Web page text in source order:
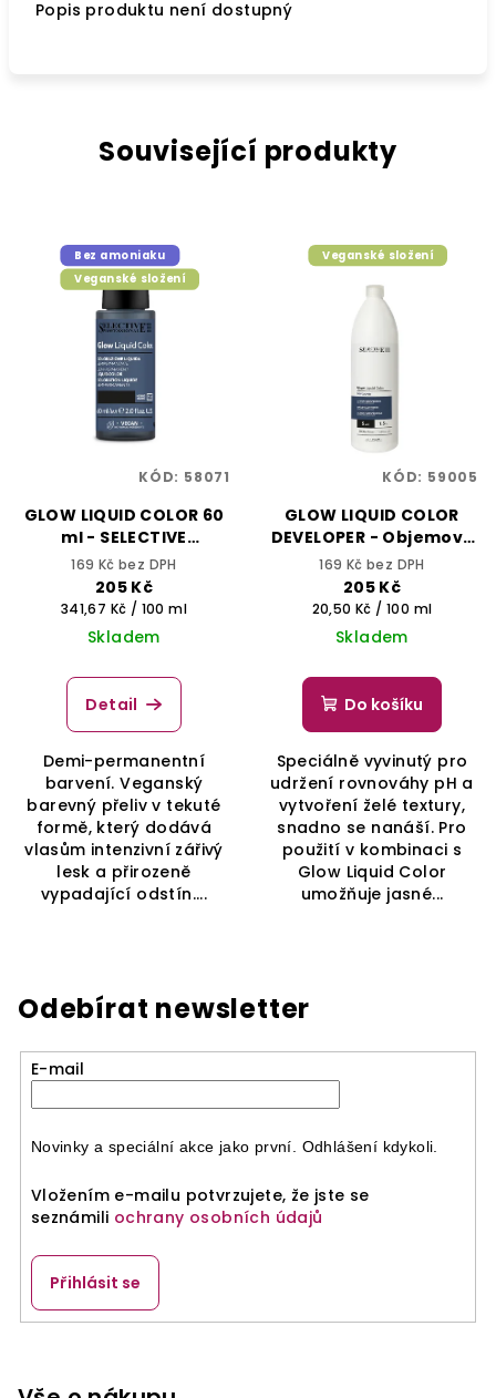
Popis produktu není dostupný
Související produkty
Bez amoniaku
Veganské složení
GLOW LIQUID COLOR 60
ml - SELECTIVE
PROFESSIONAL
169 Kč bez DPH
205 Kč
Měrná
cena:
341,67 Kč / 100 ml
Skladem
Detail
Demi-permanentní
barvení. Veganský
barevný přeliv v tekuté
formě, který dodává
vlasům intenzivní zářivý
lesk a přirozeně
vypadající odstín....
KÓD: 58071
Veganské složení
GLOW LIQUID COLOR
DEVELOPER - Objemový
aktivátor 1,5% 1000 ml
169 Kč bez DPH
205 Kč
Měrná
cena:
20,50 Kč / 100 ml
Skladem
Do košíku
Speciálně vyvinutý pro
udržení rovnováhy pH a
vytvoření želé textury,
snadno se nanáší. Pro
použití v kombinaci s
Glow Liquid Color
umožňuje jasné...
KÓD: 59005
Odebírat newsletter
E-mail
Novinky a speciální akce jako první. Odhlášení kdykoli.
Vložením e-mailu potvrzujete, že jste se
seznámili ochrany osobních údajů
Přihlásit se